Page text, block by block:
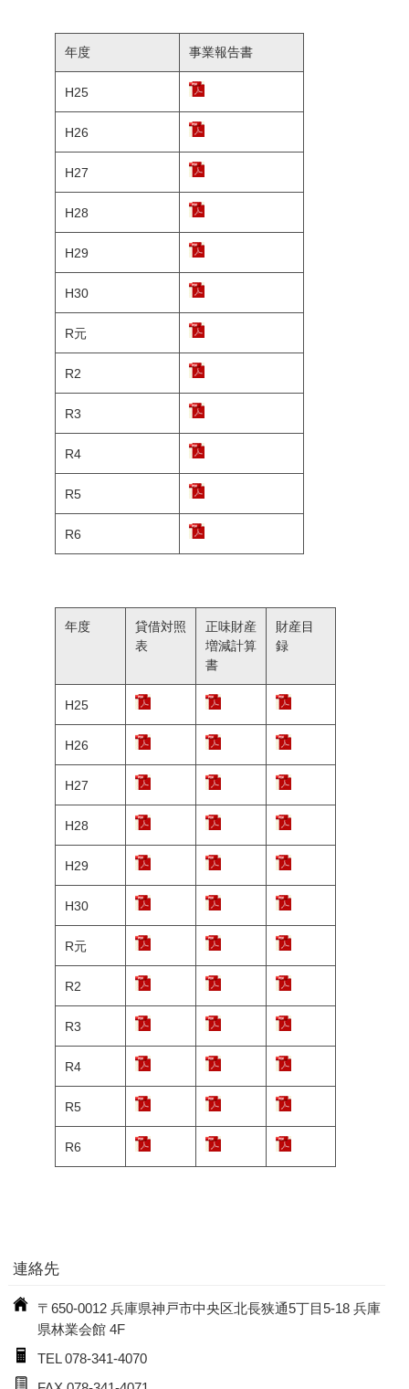
年度 事業報告書
H25
H26
H27
H28
H29
H30
R元
R2
R3
R4
R5
R6
年度
貸借対照
表
正味財産
増減計算
書
財産目
録
H25
H26
H27
H28
H29
H30
R元
R2
R3
R4
R5
R6
連絡先
〒650-0012 兵庫県神戸市中央区北長狭通5丁目5-18 兵庫
県林業会館 4F
TEL 078-341-4070